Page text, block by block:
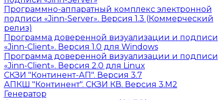
Программно-аппаратный комплекс электронной
подписи «Jinn-Server». Версия 1.3 (Коммерческий
релиз)
Программа доверенной визуализации и подписи
«Jinn-Client». Версия 1.0 для Windows
Программа доверенной визуализации и подписи
«Jinn-Client». Версия 2.0 для Linux
СКЗИ "Континент-АП". Версия 3.7
АПКШ "Континент". СКЗИ КВ. Версия 3.М2
Генератор